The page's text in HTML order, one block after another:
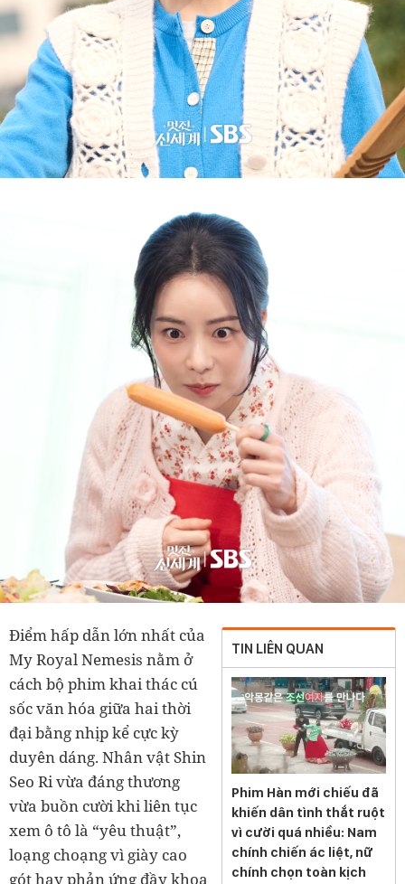
TIN LIÊN QUAN
Phim Hàn mới chiếu đã
khiến dân tình thắt ruột
vì cười quá nhiều: Nam
chính chiến ác liệt, nữ
chính chọn toàn kịch
Điểm hấp dẫn lớn nhất của
My Royal Nemesis nằm ở
cách bộ phim khai thác cú
sốc văn hóa giữa hai thời
đại bằng nhịp kể cực kỳ
duyên dáng. Nhân vật Shin
Seo Ri vừa đáng thương
vừa buồn cười khi liên tục
xem ô tô là “yêu thuật”,
loạng choạng vì giày cao
gót hay phản ứng đầy khoa